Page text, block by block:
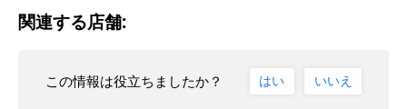
関連する店舗:
この情報は役立ちましたか？ はい いいえ